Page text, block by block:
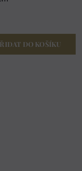
DO KOŠÍKU